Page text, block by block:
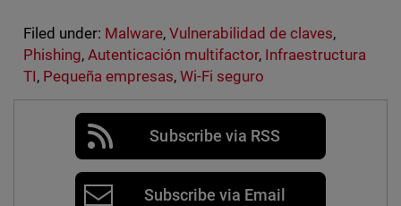
Filed under: Malware, Vulnerabilidad de claves,
Phishing, Autenticación multifactor, Infraestructura
TI, Pequeña empresas, Wi-Fi seguro
Subscribe via RSS
Subscribe via Email